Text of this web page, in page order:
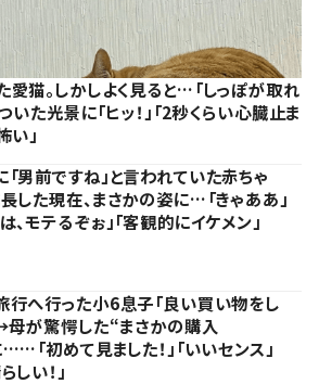
愛猫。しかしよく見ると…「しっぽが取れ
いた光景に「ヒッ！」「2秒くらい心臓止ま
い」
「男前ですね」と言われていた赤ちゃ
長した現在、まさかの姿に…「きゃああ」
、モテるぞぉ」「客観的にイケメン」
行へ行った小6息子「良い買い物をし
→母が驚愕した“まさかの購入
「初めて見ました！」「いいセンス」
しい！」